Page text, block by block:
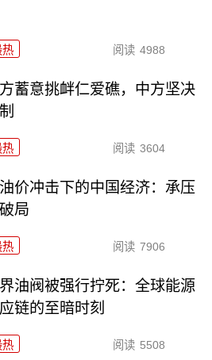
热 阅读 4988
蓄意挑衅仁爱礁，中方坚决
热 阅读 3604
价冲击下的中国经济：承压
局
热 阅读 7906
油阀被强行拧死：全球能源
链的至暗时刻
热 阅读 5508